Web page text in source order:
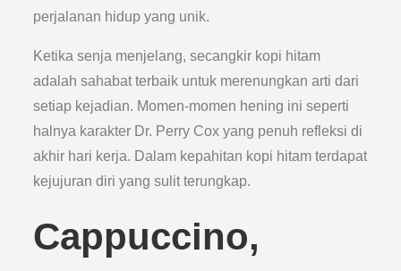
perjalanan hidup yang unik.
Ketika senja menjelang, secangkir kopi hitam
adalah sahabat terbaik untuk merenungkan arti dari
setiap kejadian. Momen-momen hening ini seperti
halnya karakter Dr. Perry Cox yang penuh refleksi di
akhir hari kerja. Dalam kepahitan kopi hitam terdapat
kejujuran diri yang sulit terungkap.
Cappuccino,